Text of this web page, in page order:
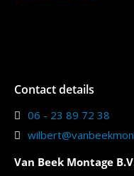
Contact details
06 - 23 89 72 38
Van Beek Montage